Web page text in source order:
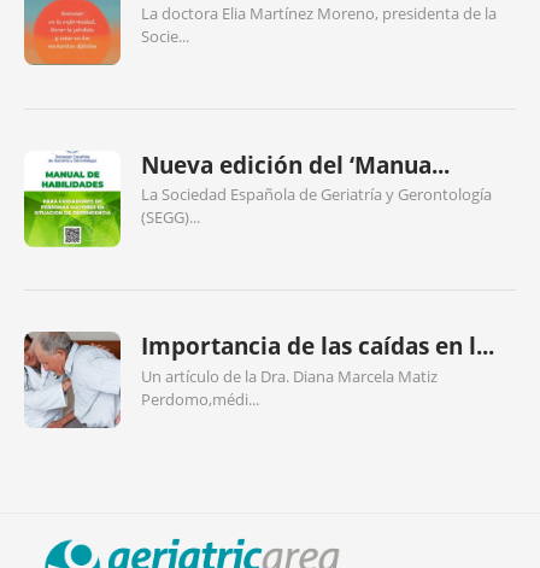
La doctora Elia Martínez Moreno, presidenta de la
Socie...
Nueva edición del ‘Manua...
La Sociedad Española de Geriatría y Gerontología
(SEGG)...
Importancia de las caídas en l...
Un artículo de la Dra. Diana Marcela Matiz
Perdomo,médi...